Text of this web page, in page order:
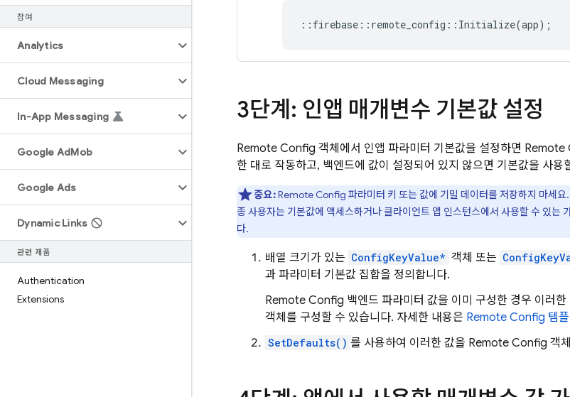
참여
Analytics
Cloud Messaging
In-App Messaging
Google AdMob
Google Ads
Dynamic Links
관련 제품
Authentication
Extensions
:: firebase :: remote_config :: Initialize(app);
3단계: 인앱 매개변수 기본값 설정
Remote Config 객체에서 인앱 파라미터 기본값을 설정하면 Remote
한 대로 작동하고, 백엔드에 값이 설정되어 있지 않으면 기본값을 사용
중요:Remote Config 파라미터 키 또는 값에 기밀 데이터를 저장하지 마세요.
종 사용자는 기본값에 액세스하거나 클라이언트 앱 인스턴스에서 사용할 수 있는
다.
배열 크기가 있는 ConfigKeyValue* 객체 또는
과 파라미터 기본값 집합을 정의합니다.
Remote Config 백엔드 파라미터 값을 이미 구성한 경우 이러
객체를 구성할 수 있습니다. 자세한 내용은 Remote Config 템
SetDefaults() 를 사용하여 이러한 값을 Remote Config 객